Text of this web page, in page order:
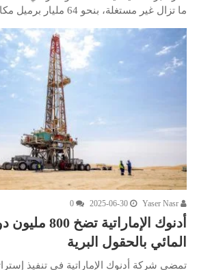
ما تزال غير مستغلة، بنحو 64 مليار برميل مكافئ. وبحسب…
2025-06-30
0
أدنوك
المائي بالحقول البرية
تمضي شركة أدنوك الإماراتية في تنفيذ